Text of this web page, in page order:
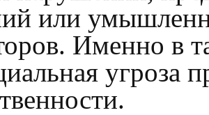
или
Именно в
угроза